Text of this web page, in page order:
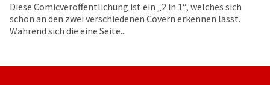
Diese Comicveröffentlichung ist ein „2 in 1“, welches sich
schon an den zwei verschiedenen Covern erkennen lässt.
Während sich die eine Seite...